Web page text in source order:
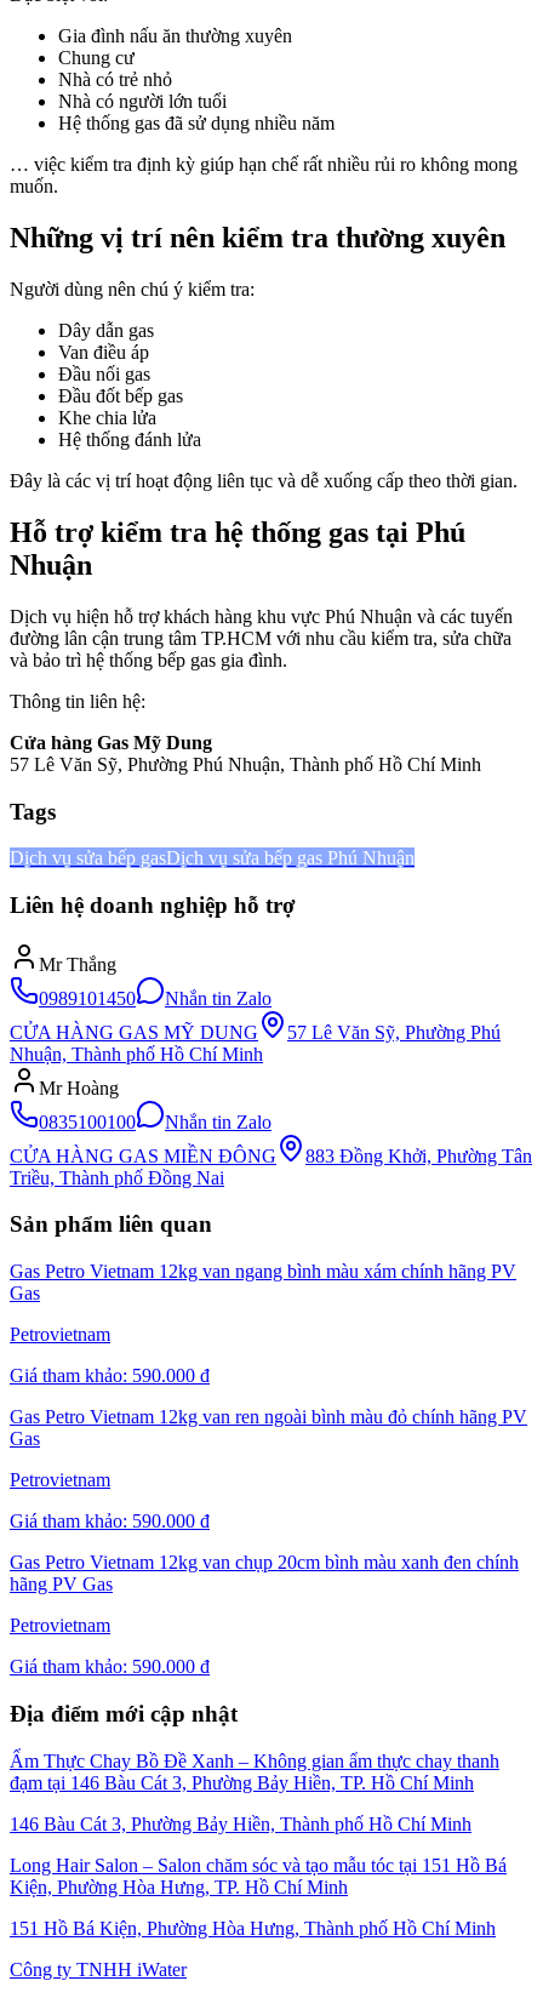
Gia đình nấu ăn thường xuyên
Chung cư
Nhà có trẻ nhỏ
Nhà có người lớn tuổi
Hệ thống gas đã sử dụng nhiều năm
… việc kiểm tra định kỳ giúp hạn chế rất nhiều rủi ro không mong
muốn.
Những vị trí nên kiểm tra thường xuyên
Người dùng nên chú ý kiểm tra:
Dây dẫn gas
Van điều áp
Đầu nối gas
Đầu đốt bếp gas
Khe chia lửa
Hệ thống đánh lửa
Đây là các vị trí hoạt động liên tục và dễ xuống cấp theo thời gian.
Hỗ trợ kiểm tra hệ thống gas tại Phú
Nhuận
Dịch vụ hiện hỗ trợ khách hàng khu vực Phú Nhuận và các tuyến
đường lân cận trung tâm TP.HCM với nhu cầu kiểm tra, sửa chữa
và bảo trì hệ thống bếp gas gia đình.
Thông tin liên hệ:
Cửa hàng Gas Mỹ Dung
57 Lê Văn Sỹ, Phường Phú Nhuận, Thành phố Hồ Chí Minh
Tags
Dịch vụ sửa bếp gasDịch vụ sửa bếp gas Phú Nhuận
Liên hệ doanh nghiệp hỗ trợ
Mr Thắng
0989101450
Nhắn tin Zalo
CỬA HÀNG GAS MỸ DUNG
57 Lê Văn Sỹ, Phường Phú
Nhuận, Thành phố Hồ Chí Minh
Mr Hoàng
0835100100
Nhắn tin Zalo
CỬA HÀNG GAS MIỀN ĐÔNG
883 Đồng Khởi, Phường Tân
Triều, Thành phố Đồng Nai
Sản phẩm liên quan
Gas Petro Vietnam 12kg van ngang bình màu xám chính hãng PV
Gas
Petrovietnam
Giá tham khảo: 590.000 đ
Gas Petro Vietnam 12kg van ren ngoài bình màu đỏ chính hãng PV
Gas
Petrovietnam
Giá tham khảo: 590.000 đ
Gas Petro Vietnam 12kg van chụp 20cm bình màu xanh đen chính
hãng PV Gas
Petrovietnam
Giá tham khảo: 590.000 đ
Địa điểm mới cập nhật
Ẩm Thực Chay Bồ Đề Xanh – Không gian ẩm thực chay thanh
đạm tại 146 Bàu Cát 3, Phường Bảy Hiền, TP. Hồ Chí Minh
146 Bàu Cát 3, Phường Bảy Hiền, Thành phố Hồ Chí Minh
Long Hair Salon – Salon chăm sóc và tạo mẫu tóc tại 151 Hồ Bá
Kiện, Phường Hòa Hưng, TP. Hồ Chí Minh
151 Hồ Bá Kiện, Phường Hòa Hưng, Thành phố Hồ Chí Minh
Công ty TNHH iWater